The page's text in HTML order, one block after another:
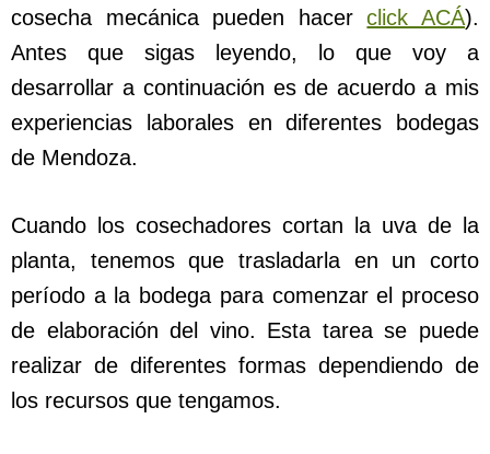
cosecha mecánica pueden hacerclick ACÁ).
Antes que sigas leyendo, lo que voy a
desarrollar a continuación es de acuerdo a mis
experiencias laborales en diferentes bodegas
de Mendoza.
Cuando los cosechadores cortan la uva de la
planta, tenemos que trasladarla en un corto
período a la bodega para comenzar el proceso
de elaboración del vino. Esta tarea se puede
realizar de diferentes formas dependiendo de
los recursos que tengamos.